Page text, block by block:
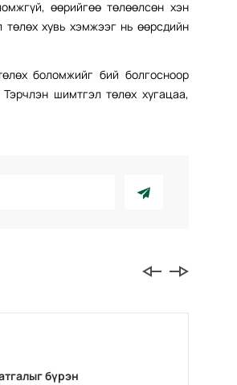
өөрийгөө төлөөлсөн хэн
хувь хэмжээг нь өөрсдийн
боломжийг бий болгосноор
шимтгэл төлөх хугацаа,
бүрэн